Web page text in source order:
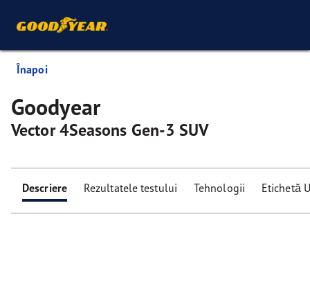
Înapoi
Goodyear
Vector 4Seasons Gen-3 SUV
Descriere Rezultatele testului Tehnologii Etichetă